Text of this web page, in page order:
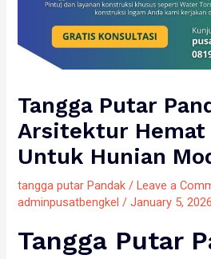
Tangga Putar
Arsitektur Hemat
Untuk Hunian
tangga putar Pandak /Leave a
adminpusatbengkel/January 5, 2026
Tangga Putar